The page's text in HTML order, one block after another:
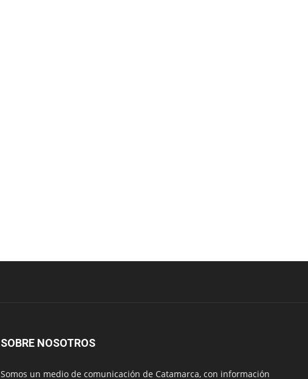
SOBRE NOSOTROS
Somos un medio de comunicación de Catamarca, con información